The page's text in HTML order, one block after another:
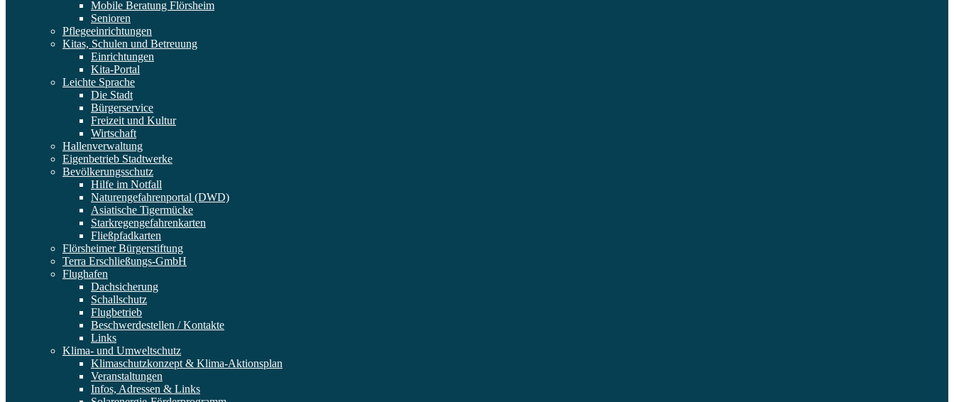
Mobile Beratung Flörsheim
Senioren
Pflegeeinrichtungen
Kitas, Schulen und Betreuung
Einrichtungen
Kita-Portal
Leichte Sprache
Die Stadt
Bürgerservice
Freizeit und Kultur
Wirtschaft
Hallenverwaltung
Eigenbetrieb Stadtwerke
Bevölkerungsschutz
Hilfe im Notfall
Naturengefahrenportal (DWD)
Asiatische Tigermücke
Starkregengefahrenkarten
Fließpfadkarten
Flörsheimer Bürgerstiftung
Terra Erschließungs-GmbH
Flughafen
Dachsicherung
Schallschutz
Flugbetrieb
Beschwerdestellen / Kontakte
Links
Klima- und Umweltschutz
Klimaschutzkonzept & Klima-Aktionsplan
Veranstaltungen
Infos, Adressen & Links